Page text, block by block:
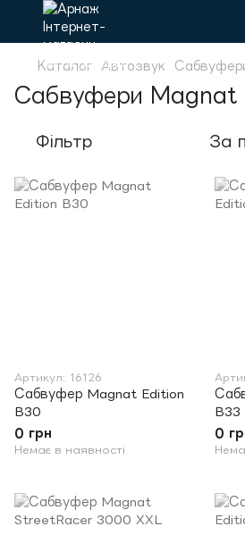
Каталог Автозвук
Сабвуфери Magnat
Фільтр За
Артикул: 16126
Сабвуфер Magnat Edition
B30
0 грн
Немає в наявності
B33
0